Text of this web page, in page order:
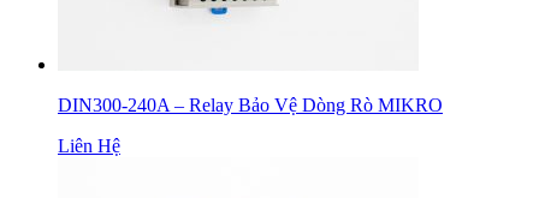
DIN300-240A – Relay Bảo Vệ Dòng Rò MIKRO
Liên Hệ